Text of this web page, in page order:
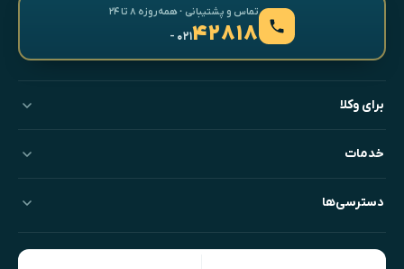
تماس و پشتیبانی · همه‌روزه ۸ تا ۲۴
۴۲۸۱۸- ۰۲۱
برای وکلا
خدمات
دسترسی‌ها